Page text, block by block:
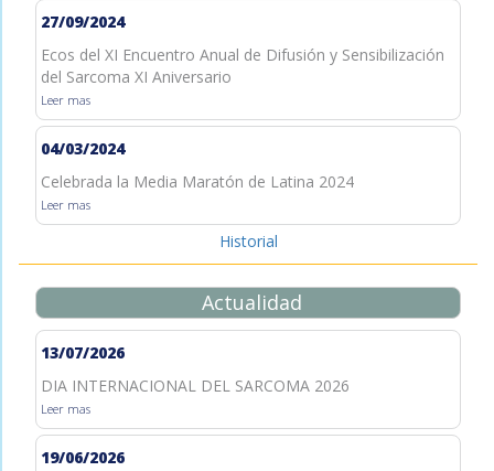
27/09/2024
Ecos del XI Encuentro Anual de Difusión y Sensibilización
del Sarcoma XI Aniversario
Leer mas
04/03/2024
Celebrada la Media Maratón de Latina 2024
Leer mas
Historial
Actualidad
13/07/2026
DIA INTERNACIONAL DEL SARCOMA 2026
Leer mas
19/06/2026